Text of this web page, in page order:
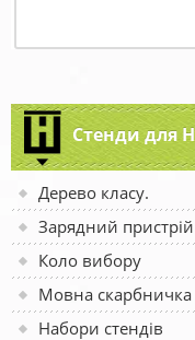
Стенди для
Дерево класу.
Зарядний пристрій
Коло вибору
Мовна скарбничка
Набори стендів